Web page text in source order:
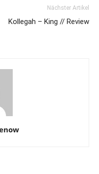
Nächster Artikel
Kollegah – King // Review